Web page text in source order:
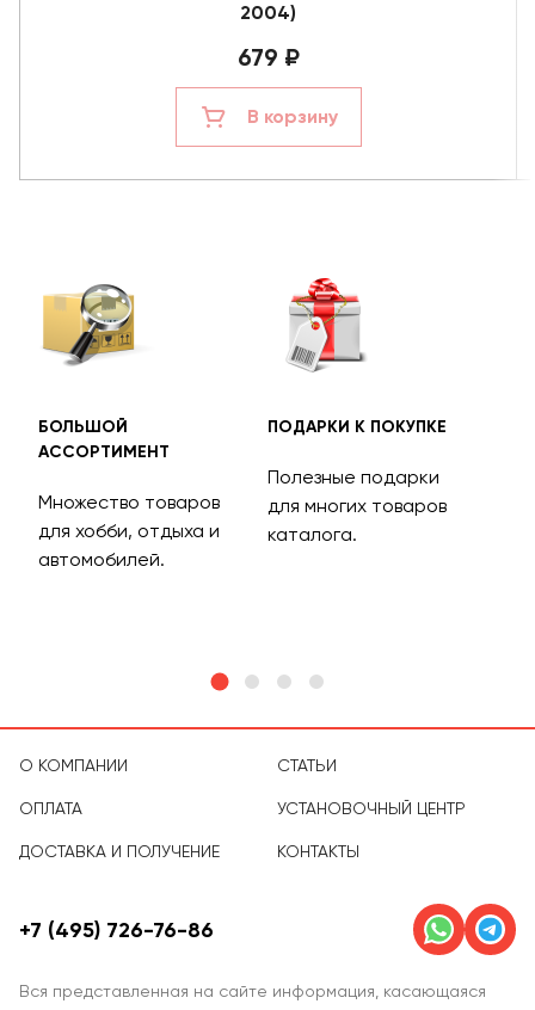
2004)
679 ₽
В корзину
БОЛЬШОЙ
АССОРТИМЕНТ
Множество товаров
для хобби, отдыха и
автомобилей.
ПОДАРКИ К ПОКУПКЕ
Полезные подарки
для многих товаров
каталога.
О КОМПАНИИ
ОПЛАТА
ДОСТАВКА И ПОЛУЧЕНИЕ
СТАТЬИ
УСТАНОВОЧНЫЙ ЦЕНТР
КОНТАКТЫ
Вся представленная на сайте информация, касающаяся
+7 (495) 726-76-86